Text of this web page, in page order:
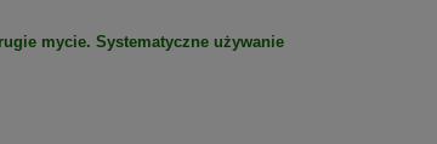
mycie. Systematyczne używanie